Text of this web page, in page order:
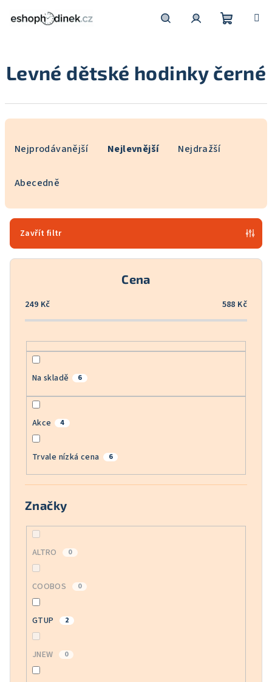
košík
Levné dětské hodinky černé
r
o
Nejprodávanější Nejlevnější Nejdražší
Abecedně
Zavřít filtr
Cena
249 Kč 588 Kč
Na skladě 6
Akce 4
Trvale nízká cena 6
Značky
ALTRO 0
COOBOS 0
GTUP 2
JNEW 0